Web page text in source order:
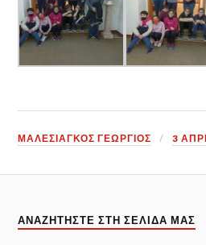
ΜΑΛΕΣΙΑΓΚΟΣ ΓΕΩΡΓΙΟΣ 3
ΑΝΑΖΗΤΉΣΤΕ ΣΤΗ ΣΕΛΊΔΑ ΜΑΣ